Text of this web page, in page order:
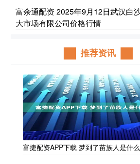
富余通配资 2025年9月12日武汉白
大市场有限公司价格行情
推荐资讯
富捷配资APP下载 梦到了苗族人是什